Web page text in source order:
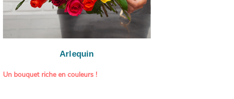
Arlequin
Un bouquet riche en couleurs !